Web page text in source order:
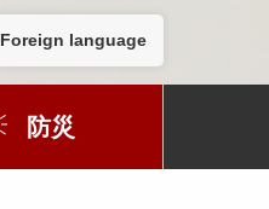
Foreign language
防災